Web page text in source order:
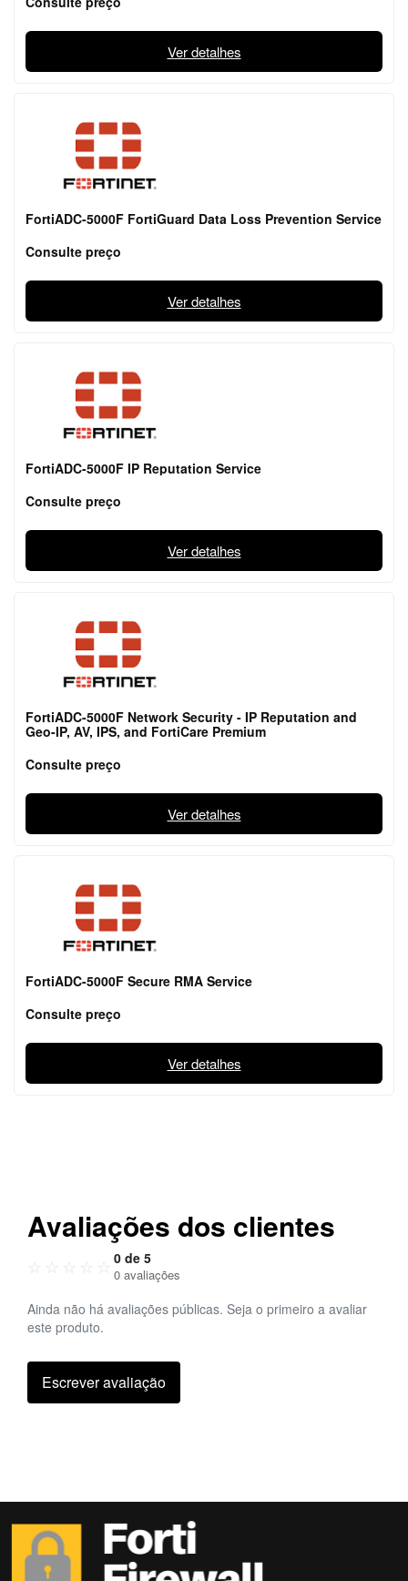
Ver detalhes
FortiADC-5000F FortiGuard Data Loss Prevention Service
Consulte preço
Ver detalhes
FortiADC-5000F IP Reputation Service
Consulte preço
Ver detalhes
FortiADC-5000F Network Security - IP Reputation and
Geo-IP, AV, IPS, and FortiCare Premium
Consulte preço
Ver detalhes
FortiADC-5000F Secure RMA Service
Consulte preço
Ver detalhes
Avaliações dos clientes
☆ ☆ ☆ ☆ ☆ 0 de 5
0 avaliações
Ainda não há avaliações públicas. Seja o primeiro a avaliar
este produto.
Escrever avaliação